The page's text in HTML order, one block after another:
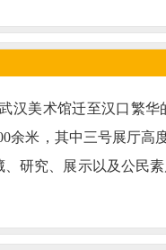
汉美术馆迁至汉口繁
余米，其中三号展厅
研究、展示以及公民